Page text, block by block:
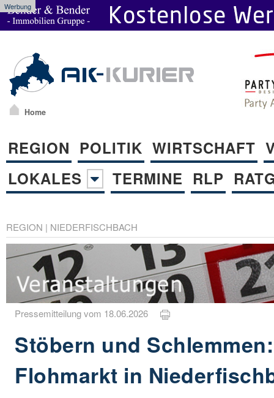
Werbung
Home
REGION POLITIK WIRTSCHAFT
LOKALES
TERMINE RLP
REGION | NIEDERFISCHBACH
Pressemitteilung vom 18.06.2026
Stöbern und
Flohmarkt in